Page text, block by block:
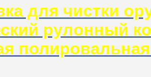
для чистки
рулонный